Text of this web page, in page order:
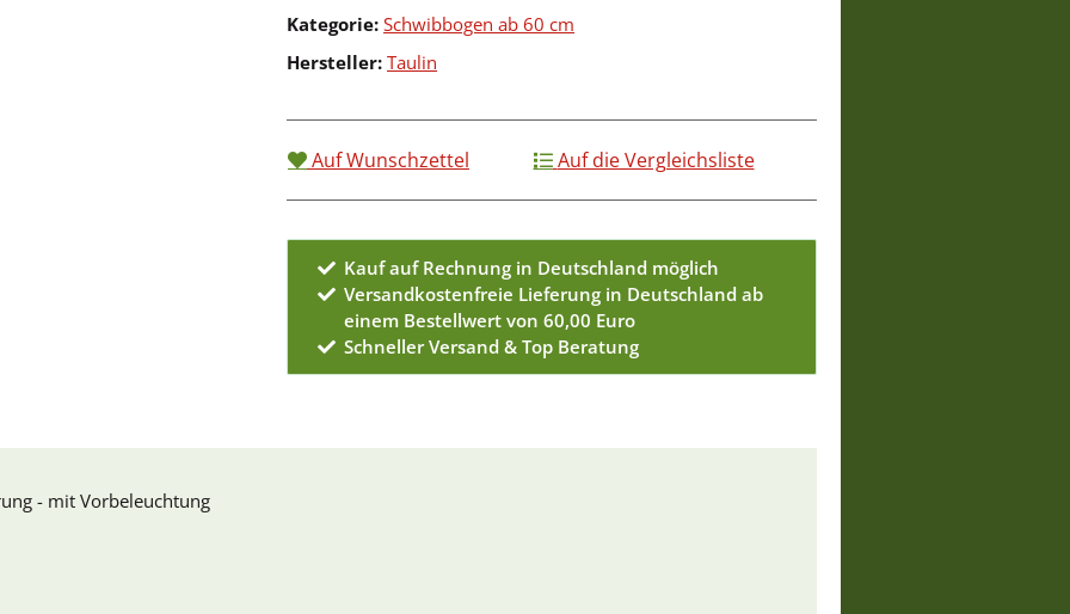
Kategorie: Schwibbogen ab 60 cm
Hersteller: Taulin
Auf Wunschzettel Auf die Vergleichsliste
Kauf auf Rechnung in Deutschland möglich
Versandkostenfreie Lieferung in Deutschland ab
einem Bestellwert von 60,00 Euro
Schneller Versand & Top Beratung
- mit Vorbeleuchtung